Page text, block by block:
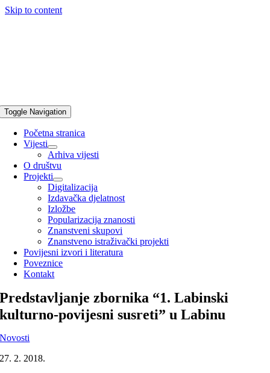
Skip to content
Toggle Navigation
Početna stranica
Vijesti
Arhiva vijesti
O društvu
Projekti
Digitalizacija
Izdavačka djelatnost
Izložbe
Popularizacija znanosti
Znanstveni skupovi
Znanstveno istraživački projekti
Povijesni izvori i literatura
Poveznice
Kontakt
Predstavljanje zbornika “1. Labinski
kulturno-povijesni susreti” u Labinu
Novosti
27. 2. 2018.